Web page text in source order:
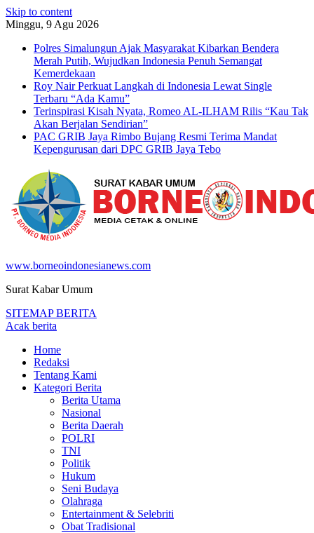
Skip to content
Minggu, 9 Agu 2026
Polres Simalungun Ajak Masyarakat Kibarkan Bendera
Merah Putih, Wujudkan Indonesia Penuh Semangat
Kemerdekaan
Roy Nair Perkuat Langkah di Indonesia Lewat Single
Terbaru “Ada Kamu”
Terinspirasi Kisah Nyata, Romeo AL-ILHAM Rilis “Kau Tak
Akan Berjalan Sendirian”
PAC GRIB Jaya Rimbo Bujang Resmi Terima Mandat
Kepengurusan dari DPC GRIB Jaya Tebo
www.borneoindonesianews.com
Surat Kabar Umum
SITEMAP BERITA
Acak berita
Home
Redaksi
Tentang Kami
Kategori Berita
Berita Utama
Nasional
Berita Daerah
POLRI
TNI
Politik
Hukum
Seni Budaya
Olahraga
Entertainment & Selebriti
Obat Tradisional